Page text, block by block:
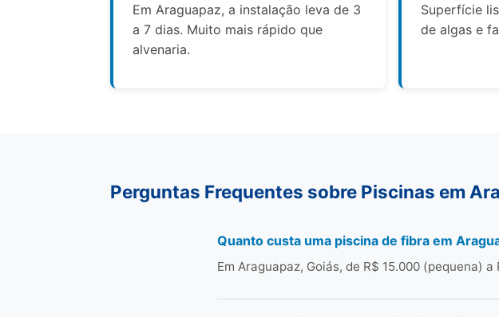
Em Araguapaz, a instalação leva de 3
a 7 dias. Muito mais rápido que
alvenaria.
Superfície
de algas e
Perguntas Frequentes sobre Piscinas em
Quanto custa uma piscina de fibra em
Em Araguapaz, Goiás, de R$ 15.000 (pequena)